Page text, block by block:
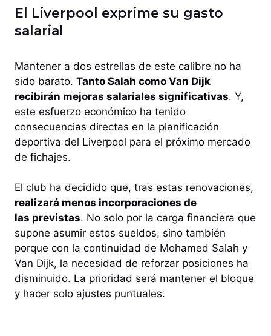
El Liverpool exprime su gasto
salarial
Mantener a dos estrellas de este calibre no ha
sido barato. Tanto Salah como Van Dijk
recibirán mejoras salariales significativas. Y,
este esfuerzo económico ha tenido
consecuencias directas en la planificación
deportiva del Liverpool para el próximo mercado
de fichajes.
El club ha decidido que, tras estas renovaciones,
realizará menos incorporaciones de
las previstas. No solo por la carga financiera que
supone asumir estos sueldos, sino también
porque con la continuidad de Mohamed Salah y
Van Dijk, la necesidad de reforzar posiciones ha
disminuido. La prioridad será mantener el bloque
y hacer solo ajustes puntuales.